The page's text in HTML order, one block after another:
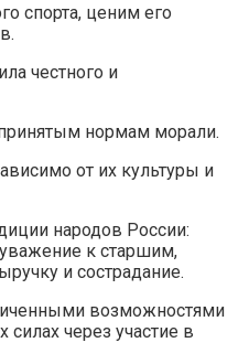
спорта, ценим его
честного и
нормам морали.
от их культуры и
народов России:
к старшим,
и сострадание.
возможностями
силах через участие в